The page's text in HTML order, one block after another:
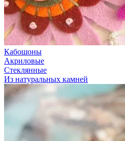
Кабошоны
Акриловые
Стеклянные
Из натуральных камней